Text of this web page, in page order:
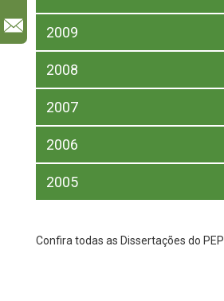
2009
2008
2007
2006
2005
Confira todas as Dissertações do PEP